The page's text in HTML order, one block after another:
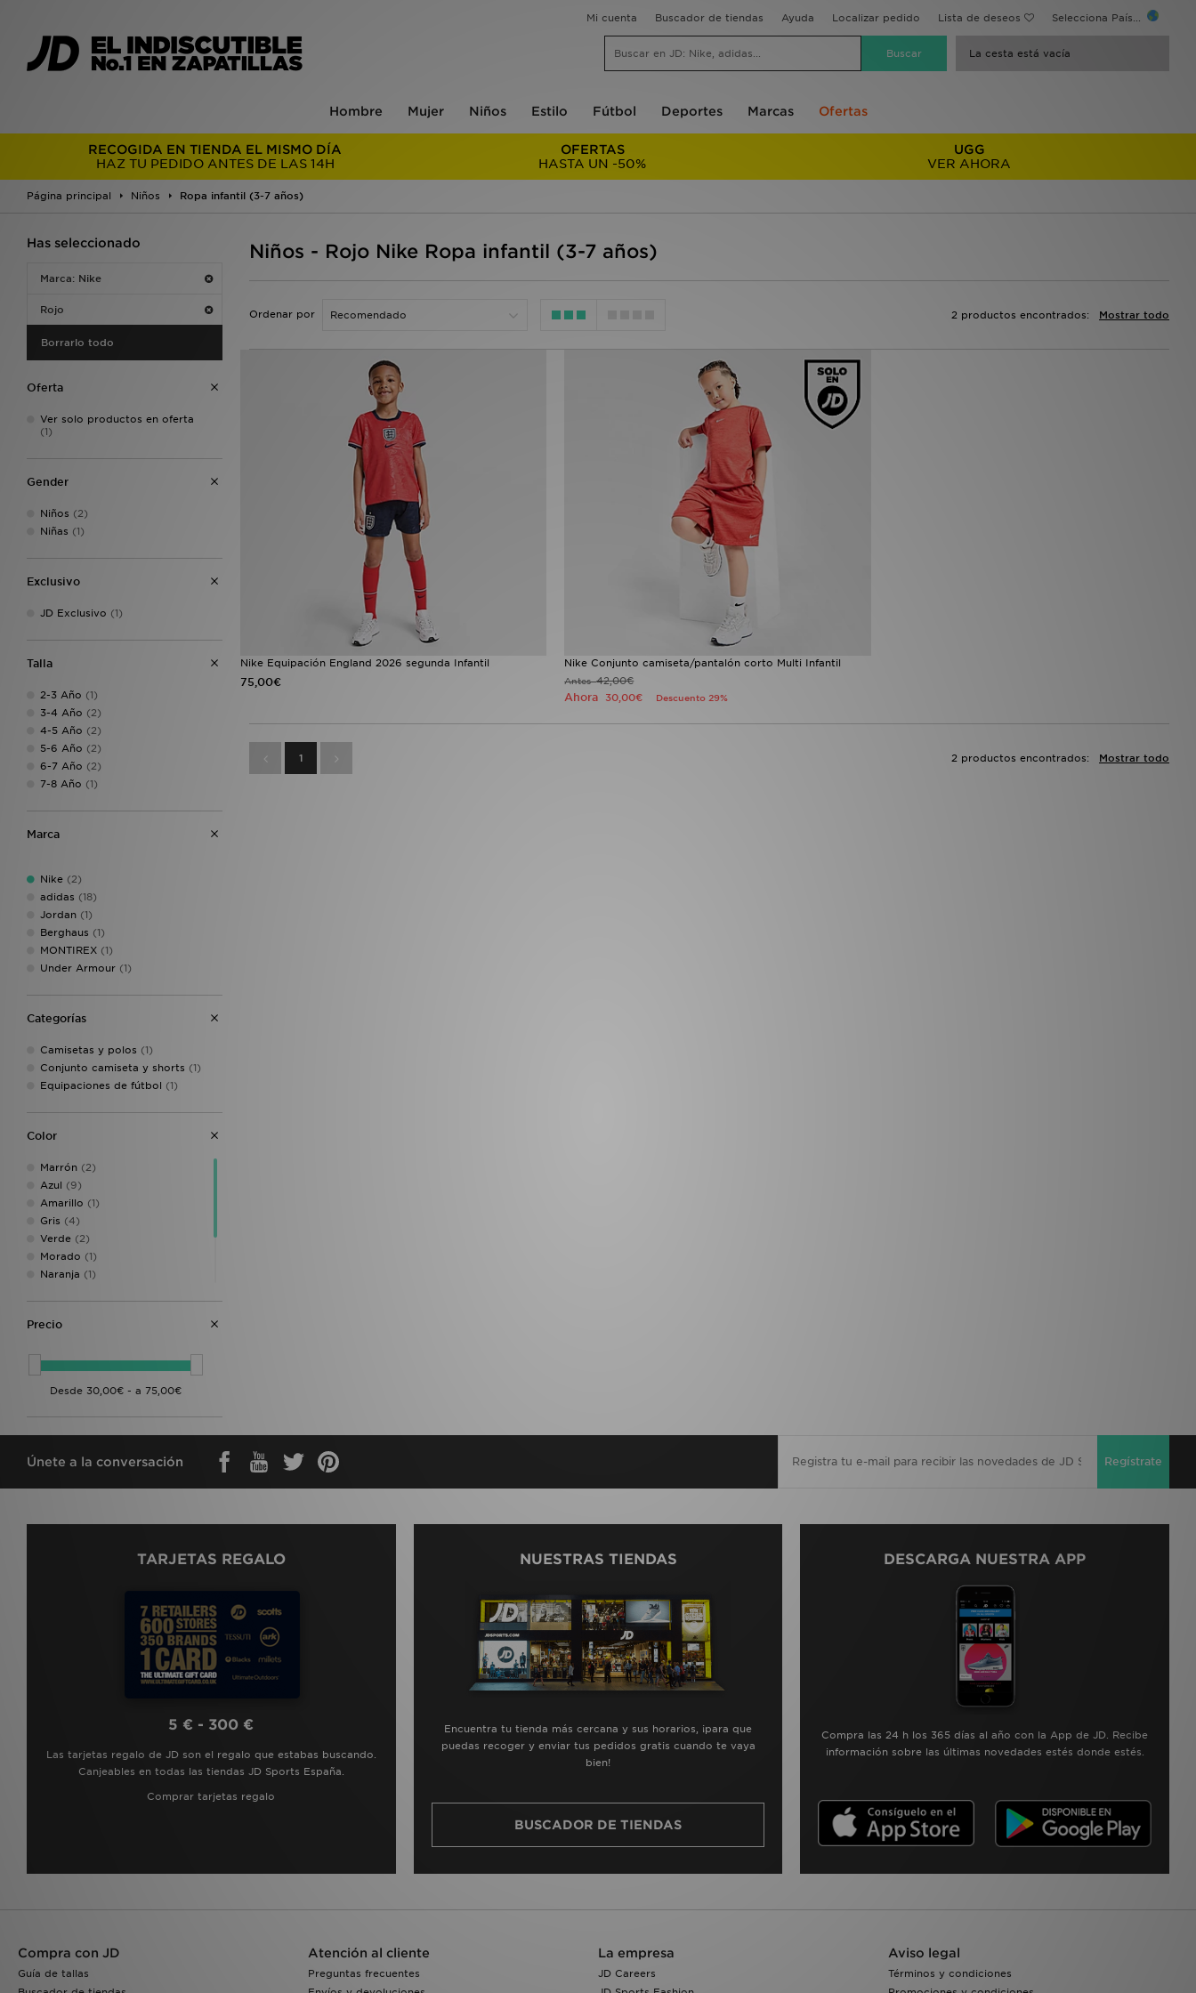
Mi cuenta Buscador de tiendas Ayuda Localizar pedido Lista de deseos Selecciona País...
La cesta está vacía
Hombre Mujer Niños Estilo Fútbol Deportes Marcas Ofertas
RECOGIDA EN TIENDA EL MISMO DÍA
HAZ TU PEDIDO ANTES DE LAS 14H
OFERTAS
HASTA UN -50%
UGG
VER AHORA
Página principal Niños Ropa infantil (3-7 años)
Has seleccionado
Marca: Nike
Rojo
Borrarlo todo
Oferta
Ver solo productos en oferta
(1)
Gender
Niños (2)
Niñas (1)
Exclusivo
JD Exclusivo (1)
Talla
2-3 Año (1)
3-4 Año (2)
4-5 Año (2)
5-6 Año (2)
6-7 Año (2)
7-8 Año (1)
Marca
Nike (2)
adidas (18)
Jordan (1)
Berghaus (1)
MONTIREX (1)
Under Armour (1)
Categorías
Camisetas y polos (1)
Conjunto camiseta y shorts (1)
Equipaciones de fútbol (1)
Color
Marrón (2)
Azul (9)
Amarillo (1)
Gris (4)
Verde (2)
Morado (1)
Naranja (1)
Negro
Precio
Niños - Rojo Nike Ropa infantil (3-7 años)
Ordenar por Mostrar todo
2 productos encontrados:
Nike Equipación England 2026 segunda Infantil
75,00€
Nike Conjunto camiseta/pantalón corto Multi Infantil
Antes42,00€
Ahora 30,00€ Descuento 29%
1 Mostrar todo
2 productos encontrados:
Únete a la conversación Regístrate
TARJETAS REGALO
5 € - 300 €
Las tarjetas regalo de JD son el regalo que estabas buscando.
Canjeables en todas las tiendas JD Sports España.
Comprar tarjetas regalo
NUESTRAS TIENDAS
Encuentra tu tienda más cercana y sus horarios, ¡para que
puedas recoger y enviar tus pedidos gratis cuando te vaya
bien!
BUSCADOR DE TIENDAS
DESCARGA NUESTRA APP
Compra las 24 h los 365 días al año con la App de JD. Recibe
información sobre las últimas novedades estés donde estés.
Compra con JD
Guía de tallas
Atención al cliente
Preguntas frecuentes
La empresa
JD Careers
Aviso legal
Términos y condiciones